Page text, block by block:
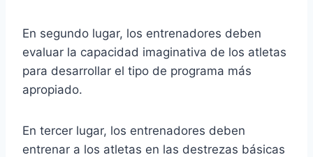
En segundo lugar, los entrenadores deben
evaluar la capacidad imaginativa de los atletas
para desarrollar el tipo de programa más
apropiado.
En tercer lugar, los entrenadores deben
entrenar a los atletas en las destrezas básicas